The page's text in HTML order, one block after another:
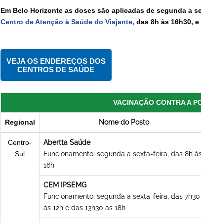
Em Belo Horizonte as doses são aplicadas de segunda a
Centro de Atenção à Saúde do Viajante, das 8h às 16h30,
VEJA OS ENDEREÇOS DOS
CENTROS DE SAÚDE
VACINAÇÃO CONTRA A
Regional Nome do Posto
Centro-
Sul
Abertta Saúde
Funcionamento: segunda a sexta-feira, das 8h
16h
CEM IPSEMG
Funcionamento: segunda a sexta-feira, das 7h30
às 12h e das 13h30 às 18h